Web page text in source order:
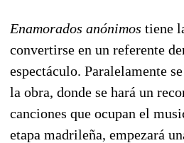
Enamorados anónimos tiene
convertirse en un referente
espectáculo. Paralelamente
la obra, donde se hará un
canciones que ocupan el
etapa madrileña, empezará